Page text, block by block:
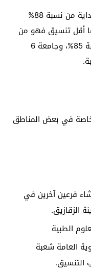
أما بالنسبة لشعبة علمي علوم فتأخذ بداية من نسبة 88%
تأخذ من 96%، أما أقل تنسيق فهو من
نصيب جامعة فاروس حيث تأخذ من نسبة 85%، وجامعة 6
في بعض المناطق
فرعين آخرين في
الزقازيق.
الطبية
العامة شعبة
التنسيق.